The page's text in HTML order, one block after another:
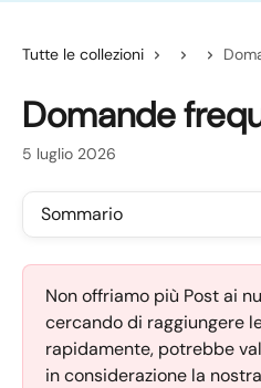
Tutte le collezioni
Domande
5 luglio 2026
Sommario
Non offriamo più Post ai
cercando di raggiungere
rapidamente, potrebbe
in considerazione la